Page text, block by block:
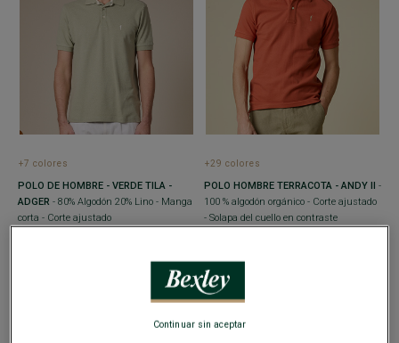
+7 colores
POLO DE HOMBRE - VERDE TILA -
ADGER - 80% Algodón 20% Lino - Manga
corta - Corte ajustado
+29 colores
POLO HOMBRE TERRACOTA - ANDY II
-
100 % algodón orgánico - Corte ajustado
- Solapa del cuello en contraste
Continuar sin aceptar